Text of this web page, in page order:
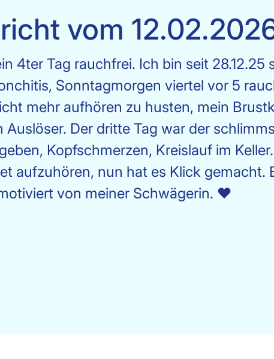
vom
4ter Tag rauchfrei. Ich bin seit
Sonntagmorgen viertel vor 5
mehr aufhören zu husten, mein
Der dritte Tag war der
Kopfschmerzen, Kreislauf im
aufzuhören, nun hat es Klick gemacht.
von meiner Schwägerin. ❤️